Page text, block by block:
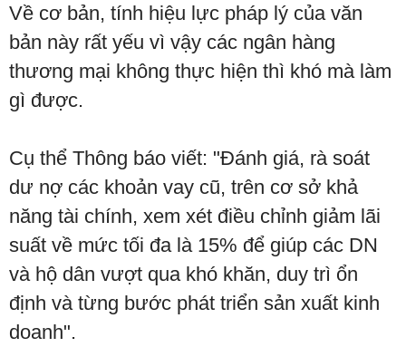
Về cơ bản, tính hiệu lực pháp lý của văn
bản này rất yếu vì vậy các ngân hàng
thương mại không thực hiện thì khó mà làm
gì được.
Cụ thể Thông báo viết: "Đánh giá, rà soát
dư nợ các khoản vay cũ, trên cơ sở khả
năng tài chính, xem xét điều chỉnh giảm lãi
suất về mức tối đa là 15% để giúp các DN
và hộ dân vượt qua khó khăn, duy trì ổn
định và từng bước phát triển sản xuất kinh
doanh".